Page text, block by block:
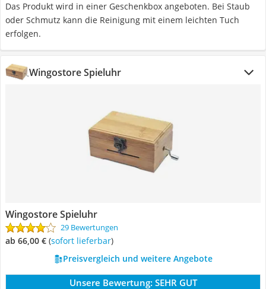
Das Produkt wird in einer Geschenkbox angeboten. Bei Staub
oder Schmutz kann die Reinigung mit einem leichten Tuch
erfolgen.
Wingostore Spieluhr
Wingostore Spieluhr
29 Bewertungen
ab 66,00 € ( Sofort lieferbar)
Preisvergleich und weitere Angebote
Unsere Bewertung: SEHR GUT